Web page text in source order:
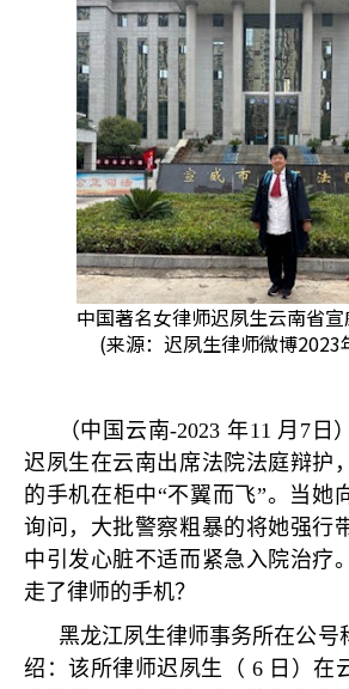
中国著名女律师迟夙生云南省
(来源：迟夙生律师微博2023
（中国云南-2023 年11 月 7日
迟夙生在云南出席法院法庭辩护
的手机在柜中“不翼而飞”。当她
询问，大批警察粗暴的将她强行
中引发心脏不适而紧急入院治疗
走了律师的手机？
黑龙江夙生律师事务所在公号
绍：该所律师迟夙生（ 6 日）在